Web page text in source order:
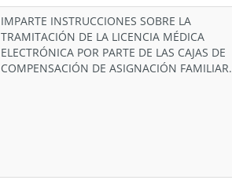
IMPARTE INSTRUCCIONES SOBRE LA
TRAMITACIÓN DE LA LICENCIA MÉDICA
ELECTRÓNICA POR PARTE DE LAS CAJAS DE
COMPENSACIÓN DE ASIGNACIÓN FAMILIAR.